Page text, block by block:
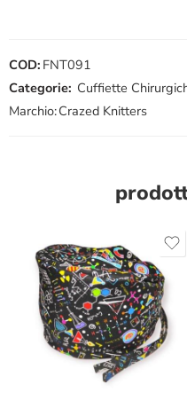
COD: FNT091
Categorie: Cuffiette
Marchio:Crazed Knitters